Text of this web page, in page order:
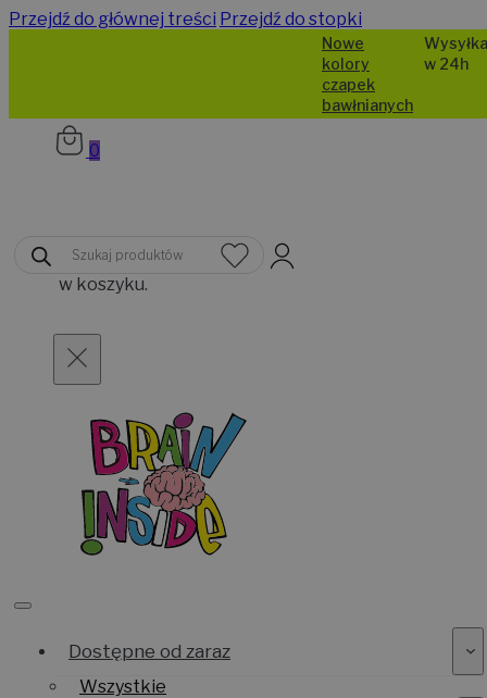
Przejdź do głównej treści Przejdź do stopki
Nowe
kolory
czapek
bawłnianych
Wysyłka
w 24h
Wyszukiwarka
produktów
0
produktów
w koszyku.
Dostępne od zaraz
Wszystkie